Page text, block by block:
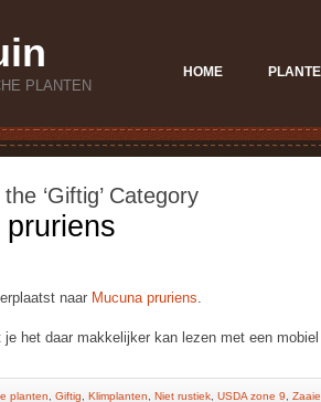
PLANTEN
HOME
‘Giftig’ Category
pruriens
naar Mucuna pruriens.
je het daar makkelijker kan lezen met een
planten Giftig Klimplanten Niet rustiek USDA zone 9